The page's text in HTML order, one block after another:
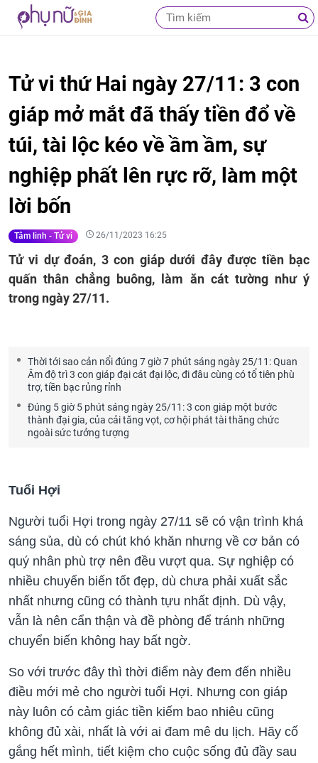
Tử vi thứ Hai ngày 27/11: 3 con
giáp mở mắt đã thấy tiền đổ về
túi, tài lộc kéo về ầm ầm, sự
nghiệp phất lên rực rỡ, làm một
lời bốn
Tâm linh - Tử vi 26/11/2023 16:25
Tử vi dự đoán, 3 con giáp dưới đây được tiền bạc
quấn thân chẳng buông, làm ăn cát tường như ý
trong ngày 27/11.
Thời tới sao cản nổi đúng 7 giờ 7 phút sáng ngày 25/11: Quan
Âm độ trì 3 con giáp đại cát đại lộc, đi đâu cùng có tổ tiên phù
trợ, tiền bạc rủng rỉnh
Đúng 5 giờ 5 phút sáng ngày 25/11: 3 con giáp một bước
thành đại gia, của cải tăng vọt, cơ hội phát tài thăng chức
ngoài sức tưởng tượng
Tuổi Hợi
Người tuổi Hợi trong ngày 27/11 sẽ có vận trình khá
sáng sủa, dù có chút khó khăn nhưng về cơ bản có
quý nhân phù trợ nên đều vượt qua. Sự nghiệp có
nhiều chuyển biến tốt đẹp, dù chưa phải xuất sắc
nhất nhưng cũng có thành tựu nhất định. Dù vậy,
vẫn là nên cẩn thận và đề phòng để tránh những
chuyển biến không hay bất ngờ.
So với trước đây thì thời điểm này đem đến nhiều
điều mới mẻ cho người tuổi Hợi. Nhưng con giáp
này luôn có cảm giác tiền kiếm bao nhiêu cũng
không đủ xài, nhất là với ai đam mê du lịch. Hãy cố
gắng hết mình, tiết kiệm cho cuộc sống đủ đầy sau